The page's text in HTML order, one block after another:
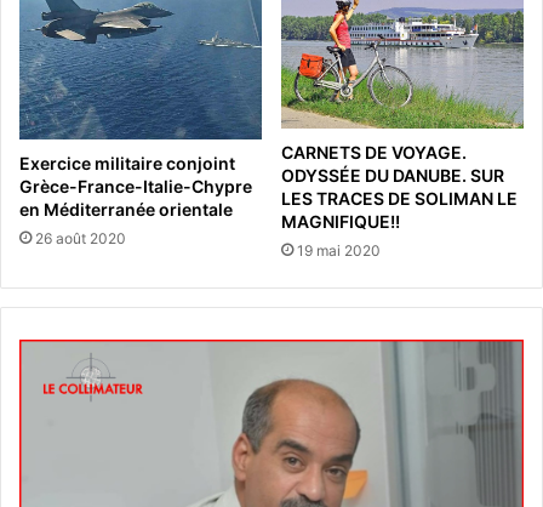
Exercice militaire conjoint
Grèce-France-Italie-Chypre
en Méditerranée orientale
26 août 2020
CARNETS DE VOYAGE.
ODYSSÉE DU DANUBE. SUR
LES TRACES DE SOLIMAN LE
MAGNIFIQUE!!
19 mai 2020